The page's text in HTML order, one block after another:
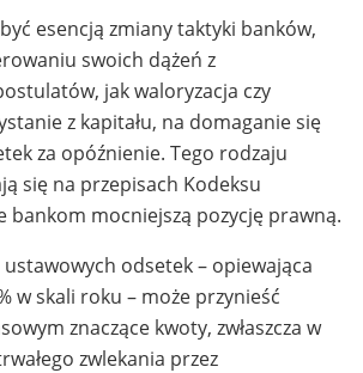
esencją zmiany taktyki banków,
swoich dążeń z
jak waloryzacja czy
z kapitału, na domaganie się
za opóźnienie. Tego rodzaju
się na przepisach Kodeksu
bankom mocniejszą pozycję prawną.
ustawowych odsetek – opiewająca
w skali roku – może przynieść
znaczące kwoty, zwłaszcza w
zwlekania przez